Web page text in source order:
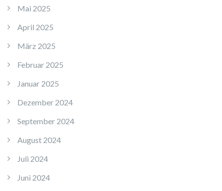
Mai 2025
April 2025
März 2025
Februar 2025
Januar 2025
Dezember 2024
September 2024
August 2024
Juli 2024
Juni 2024